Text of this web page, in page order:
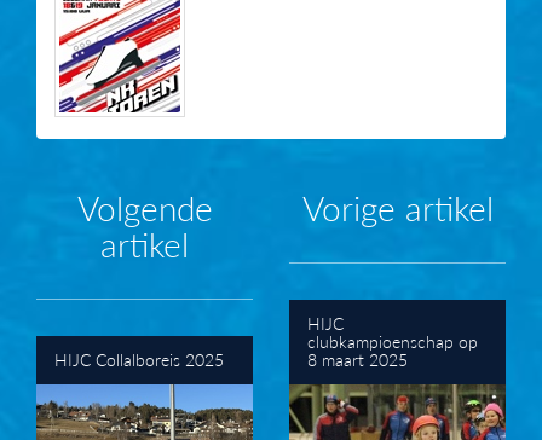
Volgende
artikel
HIJC Collalboreis 2025
Vorige artikel
HIJC
clubkampioenschap op
8 maart 2025